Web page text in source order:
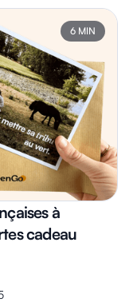
6 MIN
à
cadeau